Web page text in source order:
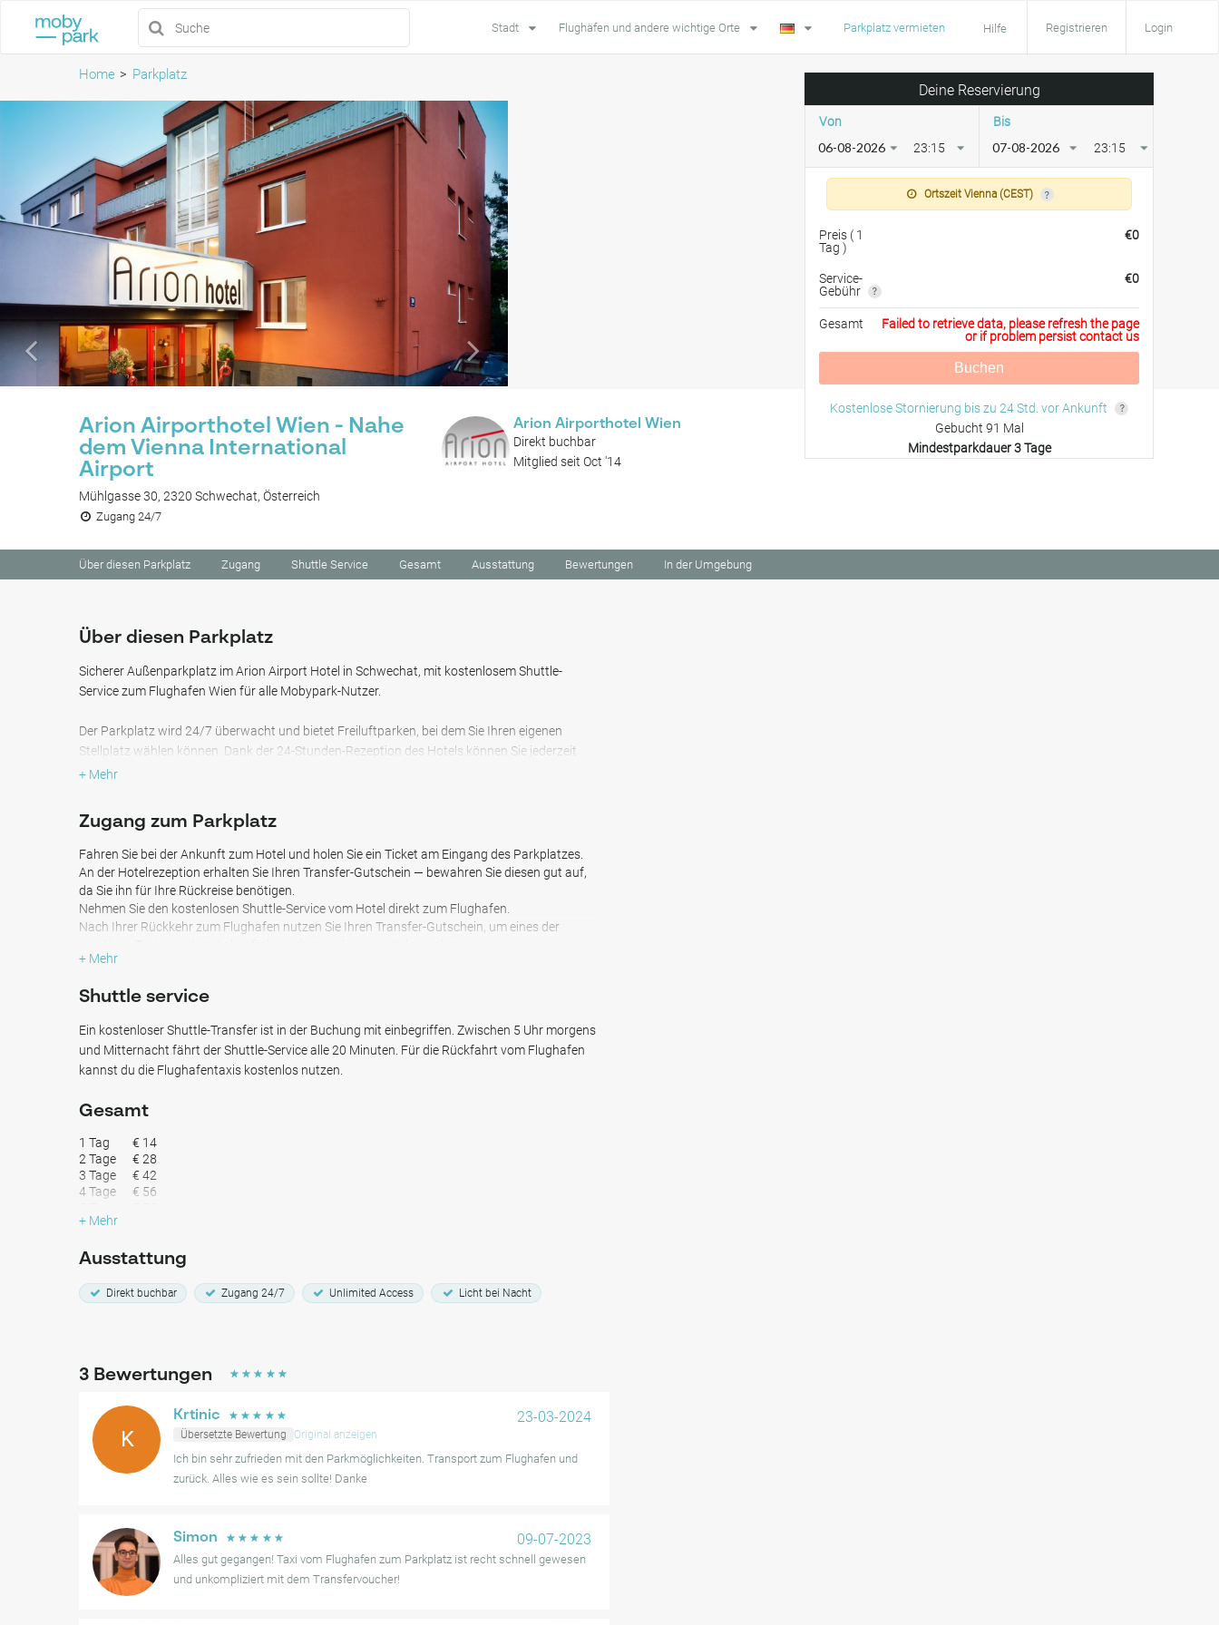
Parkplatz vermieten Hilfe Registrieren Login
Stadt Flughäfen und andere wichtige Orte
Home Parkplatz
Arion Airporthotel Wien - Nahe
dem Vienna International
Airport
Mühlgasse 30, 2320 Schwechat, Österreich
Zugang 24/7
Arion Airporthotel Wien
Direkt buchbar
Mitglied seit Oct '14
Deine Reservierung
Von
23:15
Bis
23:15
Ortszeit Vienna (CEST)
Preis (1
Tag )
€0
Service-
Gebühr
€0
Gesamt
Failed to retrieve data, please refresh the page
or if problem persist contact us
Buchen
Kostenlose Stornierung bis zu 24 Std. vor Ankunft
Gebucht 91 Mal
Mindestparkdauer 3 Tage
Über diesen Parkplatz Zugang Shuttle Service Gesamt Ausstattung Bewertungen In der Umgebung
Über diesen Parkplatz
Sicherer Außenparkplatz im Arion Airport Hotel in Schwechat, mit kostenlosem Shuttle-
Service zum Flughafen Wien für alle Mobypark-Nutzer.
Der Parkplatz wird 24/7 überwacht und bietet Freiluftparken, bei dem Sie Ihren eigenen
Stellplatz wählen können. Dank der 24-Stunden-Rezeption des Hotels können Sie jederzeit
an- und abreisen.
Flughafen Wien – kostenloser Shuttle-Service inklusive
Bahnhof Vienna Airport – Verbindung ins Wiener Stadtzentrum
Ausstattung:
Kostenloser Shuttle-Service zum Flughafen Wien
24/7 überwachter Außenparkplatz
Freie Stellplatzwahl
Kostenlose Stornierung bis 24 Stunden vor Ankunft
Im Voraus buchen und von diesem Sonderangebot profitieren
Eine praktische und erschwingliche Parkoption für Reisende ab dem Flughafen Wien.
+ Mehr
Zugang zum Parkplatz
Fahren Sie bei der Ankunft zum Hotel und holen Sie ein Ticket am Eingang des Parkplatzes.
An der Hotelrezeption erhalten Sie Ihren Transfer-Gutschein — bewahren Sie diesen gut auf,
da Sie ihn für Ihre Rückreise benötigen.
Nehmen Sie den kostenlosen Shuttle-Service vom Hotel direkt zum Flughafen.
Nach Ihrer Rückkehr zum Flughafen nutzen Sie Ihren Transfer-Gutschein, um eines der
An der Hotelrezeption stempeln Sie Ihr Parkticket, bevor Sie Ihr Fahrzeug abholen.
+ Mehr
Shuttle service
Ein kostenloser Shuttle-Transfer ist in der Buchung mit einbegriffen. Zwischen 5 Uhr morgens
und Mitternacht fährt der Shuttle-Service alle 20 Minuten. Für die Rückfahrt vom Flughafen
kannst du die Flughafentaxis kostenlos nutzen.
Gesamt
1 Tag
€ 14
2 Tage
€ 28
3 Tage
€ 42
4 Tage
€ 56
6 Tage
8 Tage
€ 70
10 Tage
€ 98
11 Tage
€ 112
+ Mehr
Ausstattung
Direkt buchbar Zugang 24/7 Unlimited Access Licht bei Nacht
3 Bewertungen ☆ ☆ ☆ ☆ ☆
K
Krtinic ☆ ☆ ☆ ☆ ☆
Übersetzte Bewertung
Original anzeigen
Ich bin sehr zufrieden mit den Parkmöglichkeiten. Transport zum Flughafen und
zurück. Alles wie es sein sollte! Danke
23-03-2024
Simon ☆ ☆ ☆ ☆ ☆
Alles gut gegangen! Taxi vom Flughafen zum Parkplatz ist recht schnell gewesen
und unkompliziert mit dem Transfervoucher!
09-07-2023